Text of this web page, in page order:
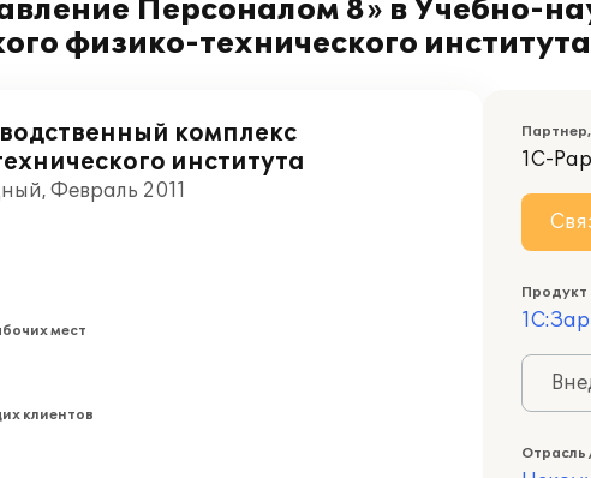
Персоналом 8» в Учебно-
физико-технического института
комплекс
института
Февраль 2011
мест
клиентов
1С-
Продукт
Отрасль